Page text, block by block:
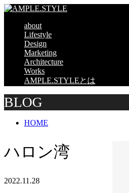
about
Lifestyle
Design
Marketing
Architecture
Works
AMPLE.STYLEとは
BLOG
HOME
ハロン湾
2022.11.28